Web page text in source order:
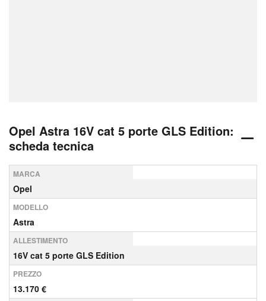
Opel Astra 16V cat 5 porte GLS Edition:
scheda tecnica
MARCA
Opel
MODELLO
Astra
ALLESTIMENTO
16V cat 5 porte GLS Edition
PREZZO
13.170 €